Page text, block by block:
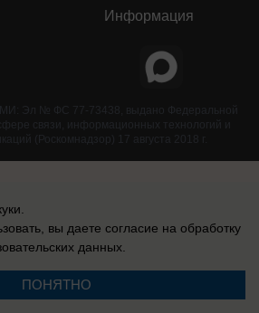
Информация
Эл № ФС 77-73438, выдано Федеральной
связи, информационных технологий и
(Роскомнадзор) 17 августа 2018 г.
вы даете согласие на обработку
данных.
ПОНЯТНО